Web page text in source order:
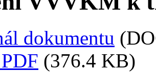
dokumentu
(376.4 KB)